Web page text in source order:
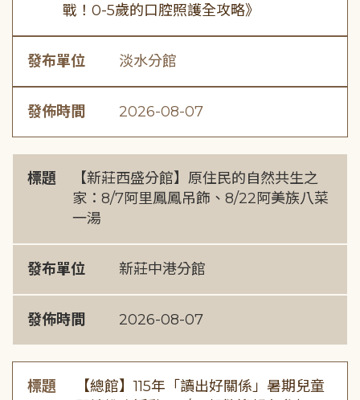
戰！0-5歲的口腔照護全攻略》
發布單位 淡水分館
發佈時間 2026-08-07
標題
【新莊西盛分館】原住民的自然共生之
家：8/7阿里鳳鳳吊飾、8/22阿美族八菜
一湯
發布單位 新莊中港分館
發佈時間 2026-08-07
標題
【總館】115年「讀出好關係」暑期兒童